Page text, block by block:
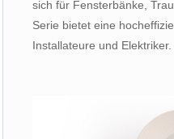
sich für Fensterbänke,
Serie bietet eine
Installateure und Elektriker.